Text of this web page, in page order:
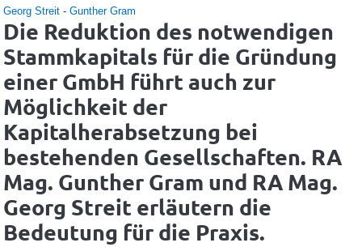
Georg Streit- Gunther Gram
Die Reduktion des notwendigen
Stammkapitals für die Gründung
einer GmbH führt auch zur
Möglichkeit der
Kapitalherabsetzung bei
bestehenden Gesellschaften. RA
Mag. Gunther Gram und RA Mag.
Georg Streit erläutern die
Bedeutung für die Praxis.